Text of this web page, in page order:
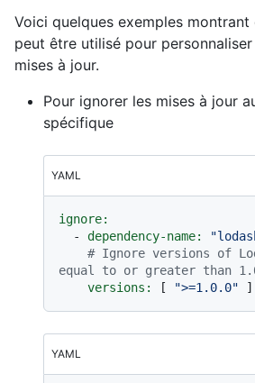
Voici quelques exemples montrant
peut être utilisé pour
mises à jour.
Pour ignorer les mises à jour
spécifique
YAML
ignore:
-
dependency-name:
# Ignore versions of
equal to or greater than
versions:
[ ">=1.0.0"
YAML